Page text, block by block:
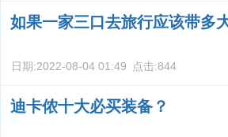
如果一家三口去旅行应该带多
日期:2022-08-04 01:49 点击:844
迪卡侬十大必买装备？